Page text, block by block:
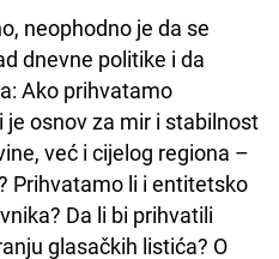
neophodno je da se
dnevne politike i da
Ako prihvatamo
osnov za mir i stabilnost
već i cijelog regiona –
Prihvatamo li i entitetsko
Da li bi prihvatili
glasačkih listića? O